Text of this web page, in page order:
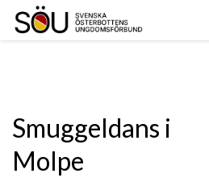
Smuggeldans i
Molpe